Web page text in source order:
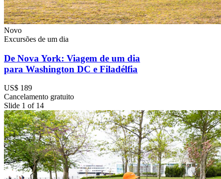
Novo
Excursões de um dia
De Nova York: Viagem de um dia
para Washington DC e Filadélfia
US$ 189
Cancelamento gratuito
Slide 1 of 14